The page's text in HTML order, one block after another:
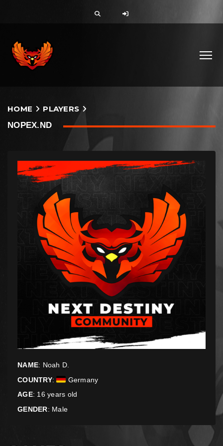
HOME
PLAYERS
NOPEX.ND
NAME: Noah D.
COUNTRY:
Germany
AGE: 16 years old
GENDER: Male